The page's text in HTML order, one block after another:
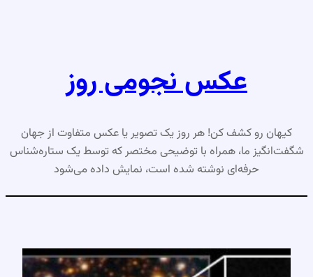
عکس نجومی روز
کیهان رو کشف کن! هر روز یک تصویر یا عکس متفاوت از جهان
شگفت‌انگیز ما، همراه با توضیحی مختصر که توسط یک ستاره‌شناس
حرفه‌ای نوشته شده است، نمایش داده می‌شود